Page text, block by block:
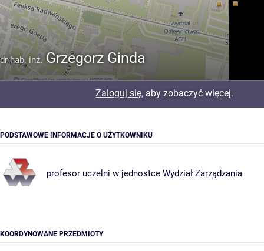
dr hab. inż. Grzegorz Ginda
Zaloguj się, aby zobaczyć więcej.
PODSTAWOWE INFORMACJE O UŻYTKOWNIKU
profesor uczelni w jednostce Wydział Zarządzania
KOORDYNOWANE PRZEDMIOTY